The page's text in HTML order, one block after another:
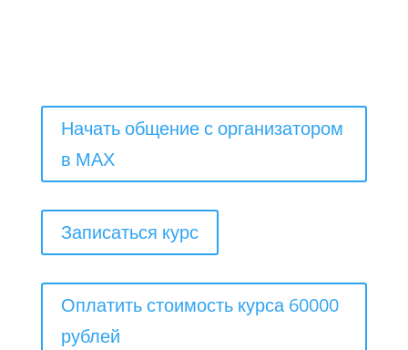
Начать общение с организатором
в МАХ
Записаться курс
Оплатить стоимость курса 60000
рублей